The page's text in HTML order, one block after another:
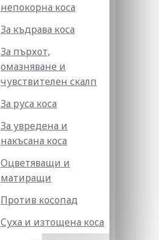
непокорна коса
За къдрава коса
За пърхот,
омазняване и
чувствителен скалп
За руса коса
За увредена и
накъсана коса
Оцветяващи и
матиращи
Против косопад
Суха и изтощена коса